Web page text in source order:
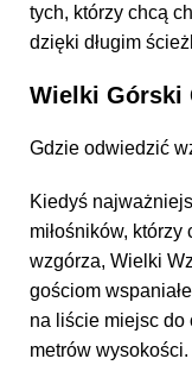
tych, którzy chcą
dzięki długim
Wielki Górski
Gdzie odwiedzić
Kiedyś
miłośników,
wzgórza, Wielki
gościom
na liście miejsc do
metrów wysokości.